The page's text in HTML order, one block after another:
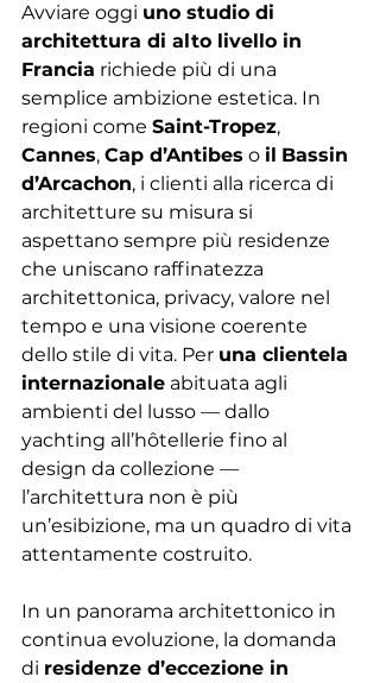
Avviare oggi uno studio di
architettura di alto livello in
Francia richiede più di una
semplice ambizione estetica. In
regioni come Saint-Tropez,
Cannes, Cap d’Antibes o il Bassin
d’Arcachon, i clienti alla ricerca di
architetture su misura si
aspettano sempre più residenze
che uniscano raffinatezza
architettonica, privacy, valore nel
tempo e una visione coerente
dello stile di vita. Per una clientela
internazionale abituata agli
ambienti del lusso — dallo
yachting all’hôtellerie fino al
design da collezione —
l’architettura non è più
un’esibizione, ma un quadro di vita
attentamente costruito.
In un panorama architettonico in
continua evoluzione, la domanda
di residenze d’eccezione in